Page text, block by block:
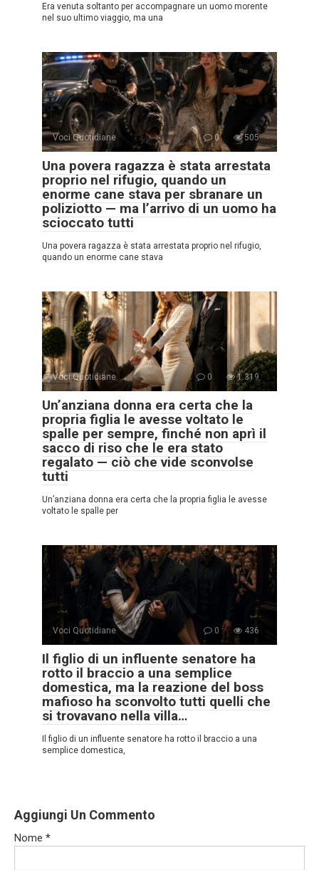
Era venuta soltanto per accompagnare un uomo morente
nel suo ultimo viaggio, ma una
Voci Quotidiane 0 505
Una povera ragazza è stata arrestata
proprio nel rifugio, quando un
enorme cane stava per sbranare un
poliziotto — ma l’arrivo di un uomo ha
scioccato tutti
Una povera ragazza è stata arrestata proprio nel rifugio,
quando un enorme cane stava
Voci Quotidiane 0 1.319
Un’anziana donna era certa che la
propria figlia le avesse voltato le
spalle per sempre, finché non aprì il
sacco di riso che le era stato
regalato — ciò che vide sconvolse
tutti
Un’anziana donna era certa che la propria figlia le avesse
voltato le spalle per
Voci Quotidiane 0 436
Il figlio di un influente senatore ha
rotto il braccio a una semplice
domestica, ma la reazione del boss
mafioso ha sconvolto tutti quelli che
si trovavano nella villa…
Il figlio di un influente senatore ha rotto il braccio a una
semplice domestica,
Aggiungi Un Commento
Nome *